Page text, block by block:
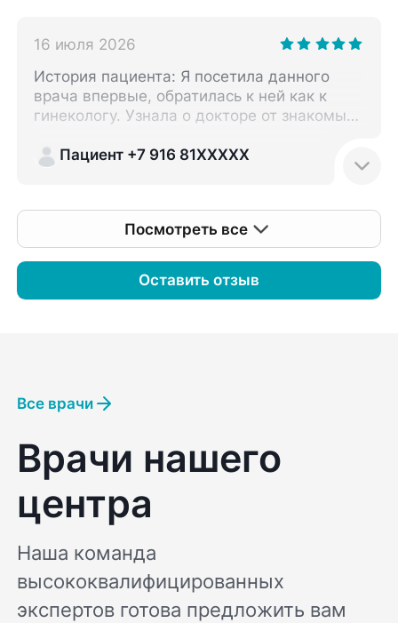
Оставить отзыв
16 июля 2026
История пациента: Я посетила данного
врача впервые, обратилась к ней как к
гинекологу. Узнала о докторе от знакомых.
остались положительные. Я обратилась к
проконсультировала меня, я получила
ответы на то, что меня интересовало.
Также на приёме она провела осмотр и
назначила дополнительные обследования,
которые тоже планирую проходить у этого
общения и отношения Лаура Альбертовна
расположила к себе, всё прошло спокойно.
Сам приём начался без задержек, времени
никуда не торопилась и не отвлекалась.
При необходимости в дальнейшем я бы
стала советовать данного специалиста
другим людям.
Пациент +7 916 81XXXXX
Посмотреть все
Все врачи
Врачи нашего
центра
Наша команда
высококвалифицированных
экспертов готова предложить вам